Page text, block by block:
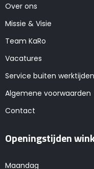
Over ons
Missie & Visie
Team KaRo
Vacatures
Service buiten werktijden
Algemene voorwaarden
Contact
Openingstijden
Maandag